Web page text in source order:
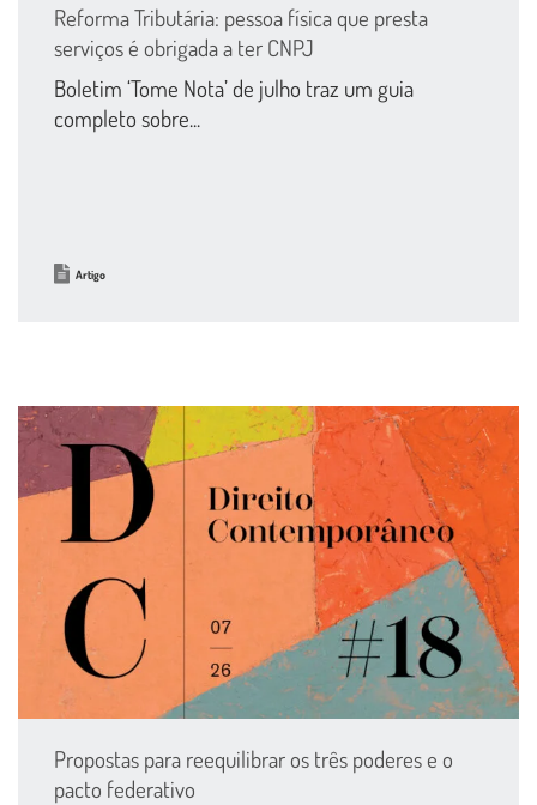
Reforma Tributária: pessoa física que presta
serviços é obrigada a ter CNPJ
Boletim ‘Tome Nota’ de julho traz um guia
completo sobre...
Artigo
Propostas para reequilibrar os três poderes e o
pacto federativo